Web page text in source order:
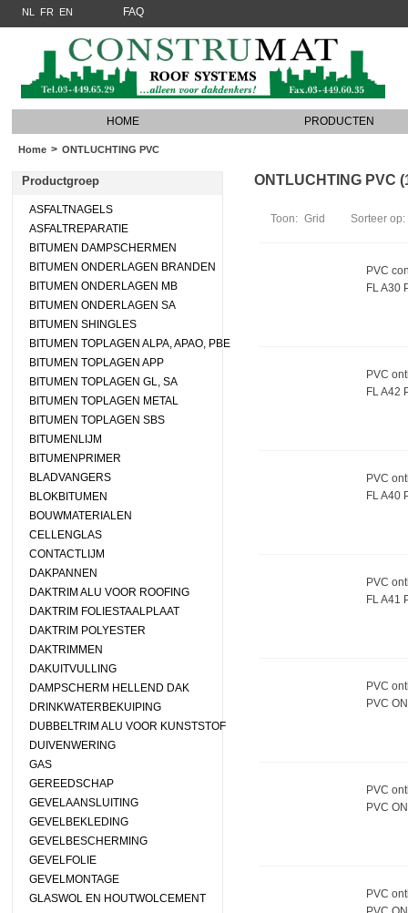
NL FR EN FAQ
HOME PRODUCTEN
Home > ONTLUCHTING PVC
Productgroep
ASFALTNAGELS
ASFALTREPARATIE
BITUMEN DAMPSCHERMEN
BITUMEN ONDERLAGEN BRANDEN
BITUMEN ONDERLAGEN MB
BITUMEN ONDERLAGEN SA
BITUMEN SHINGLES
BITUMEN TOPLAGEN ALPA, APAO, PBE
BITUMEN TOPLAGEN APP
BITUMEN TOPLAGEN GL, SA
BITUMEN TOPLAGEN METAL
BITUMEN TOPLAGEN SBS
BITUMENLIJM
BITUMENPRIMER
BLADVANGERS
BLOKBITUMEN
BOUWMATERIALEN
CELLENGLAS
CONTACTLIJM
DAKPANNEN
DAKTRIM ALU VOOR ROOFING
DAKTRIM FOLIESTAALPLAAT
DAKTRIM POLYESTER
DAKTRIMMEN
DAKUITVULLING
DAMPSCHERM HELLEND DAK
DRINKWATERBEKUIPING
DUBBELTRIM ALU VOOR KUNSTSTOF
DUIVENWERING
GAS
GEREEDSCHAP
GEVELAANSLUITING
GEVELBEKLEDING
GEVELBESCHERMING
GEVELFOLIE
GEVELMONTAGE
GLASWOL EN HOUTWOLCEMENT
ONTLUCHTING PVC
Toon: Grid Sorteer op:
PVC
FL A30
PVC
FL A42
PVC
FL A40
PVC
FL A41
PVC
PVC
PVC
PVC
PVC